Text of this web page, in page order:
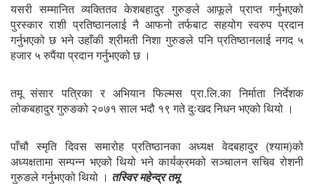
यसरी सम्मानित व्यक्तितव केशबहादुर गुरुङले आफूले प्राप्त गर्नुभएको
पुरस्कार राशी प्रतिष्ठानलाई नै आफनो तर्फबाट सहयोग स्वरुप प्रदान
गर्नुभएको छ भने उहाँकी श्रीमती निशा गुरुङले पनि प्रतिष्ठानलाई नगद ५
हजार ५ रुपैंया प्रदान गर्नुभएको छ ।
तमू संसार पत्रिका र अभियान फिल्मस प्रा.लि.का निर्माता निर्देशक
लोकबहादुर गुरुङको २०७१ साल भदौ १९ गते दुःखद निधन भएको थियो ।
पाँचौ स्मृति दिवस समारोह प्रतिष्ठानका अध्यक्ष वेदबहादुर (श्याम)को
अध्यक्षतामा सम्पन्न भएको थियो भने कार्यक्रमको सञ्चालन सचिव रोशनी
गुरुङले गर्नुभएको थियो । तस्विर महेन्द्र तमू